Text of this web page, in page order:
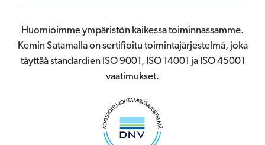
Huomioimme ympäristön kaikessa toiminnassamme.
Kemin Satamalla on sertifioitu toimintajärjestelmä, joka
täyttää standardien ISO 9001, ISO 14001 ja ISO 45001
vaatimukset.